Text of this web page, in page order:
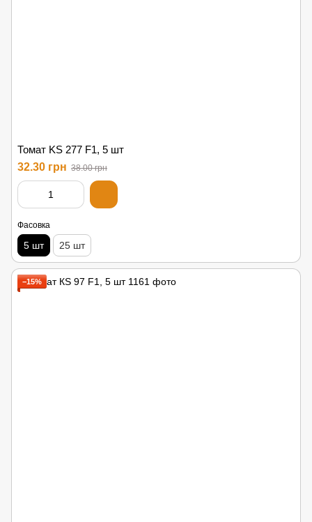
Томат KS 277 F1, 5 шт
32.30 грн 38.00 грн
Фасовка
5 шт 25 шт
−15%